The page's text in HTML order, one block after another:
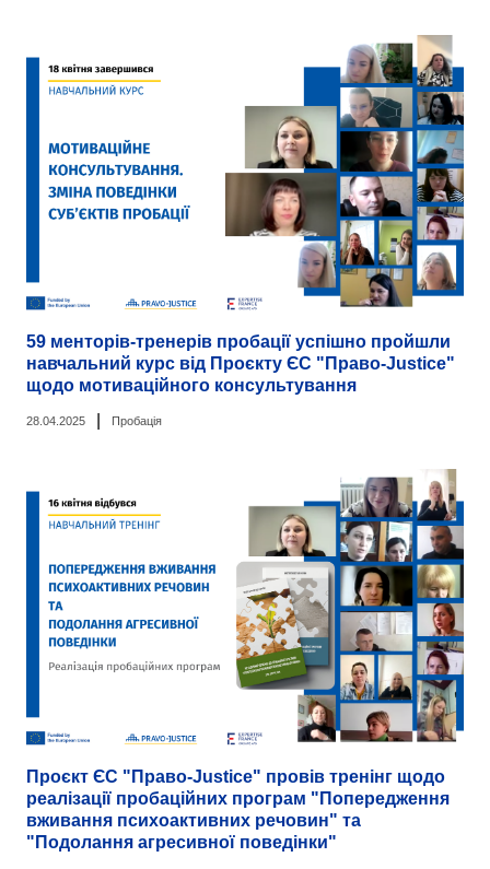
59 менторів-тренерів пробації успішно пройшли
навчальний курс від Проєкту ЄС "Право-Justice"
щодо мотиваційного консультування
28.04.2025 Пробація
Проєкт ЄС "Право-Justice" провів тренінг щодо
реалізації пробаційних програм "Попередження
вживання психоактивних речовин" та
"Подолання агресивної поведінки"